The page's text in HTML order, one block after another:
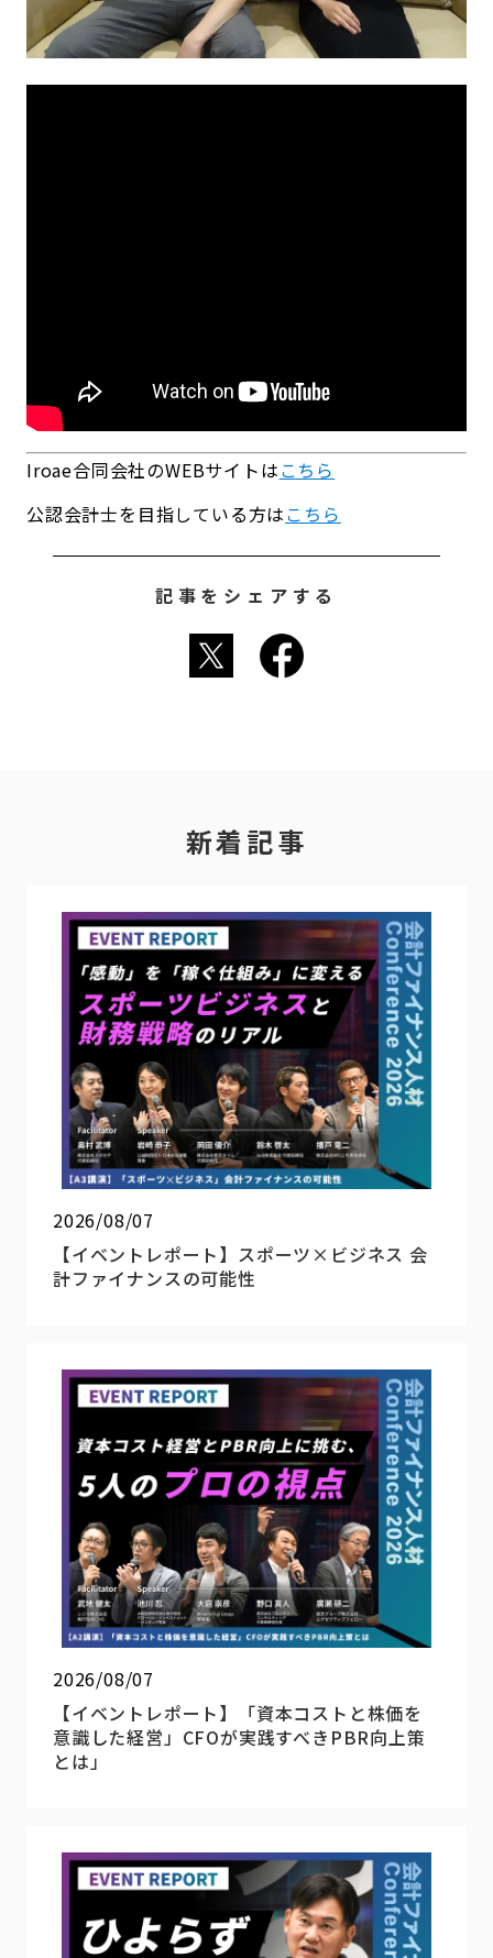
Iroae合同会社のWEBサイトはこちら
公認会計士を目指している方はこちら
記事をシェアする
新着記事
2026/08/07
【イベントレポート】スポーツ×ビジネス 会
計ファイナンスの可能性
2026/08/07
【イベントレポート】「資本コストと株価を
意識した経営」CFOが実践すべきPBR向上策
とは」